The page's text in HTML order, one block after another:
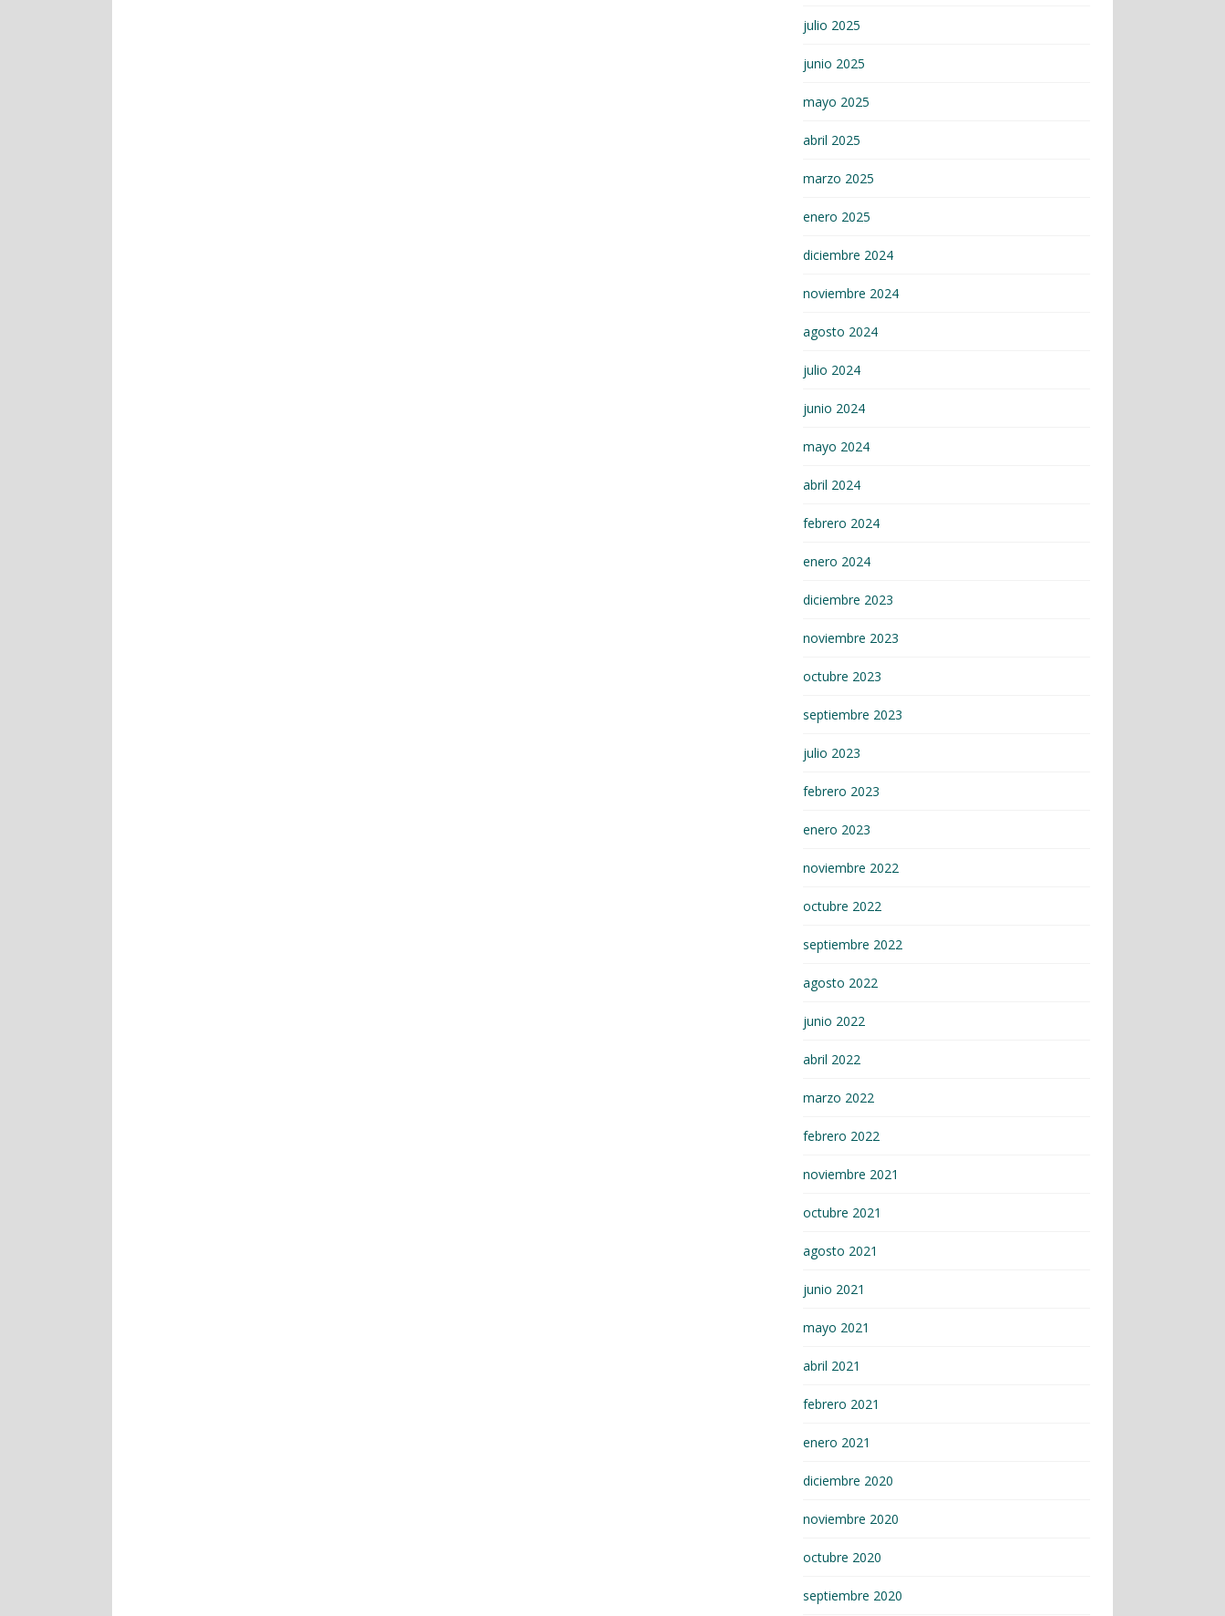
julio 2025
junio 2025
mayo 2025
abril 2025
marzo 2025
enero 2025
diciembre 2024
noviembre 2024
agosto 2024
julio 2024
junio 2024
mayo 2024
abril 2024
febrero 2024
enero 2024
diciembre 2023
noviembre 2023
octubre 2023
septiembre 2023
julio 2023
febrero 2023
enero 2023
noviembre 2022
octubre 2022
septiembre 2022
agosto 2022
junio 2022
abril 2022
marzo 2022
febrero 2022
noviembre 2021
octubre 2021
agosto 2021
junio 2021
mayo 2021
abril 2021
febrero 2021
enero 2021
diciembre 2020
noviembre 2020
octubre 2020
septiembre 2020